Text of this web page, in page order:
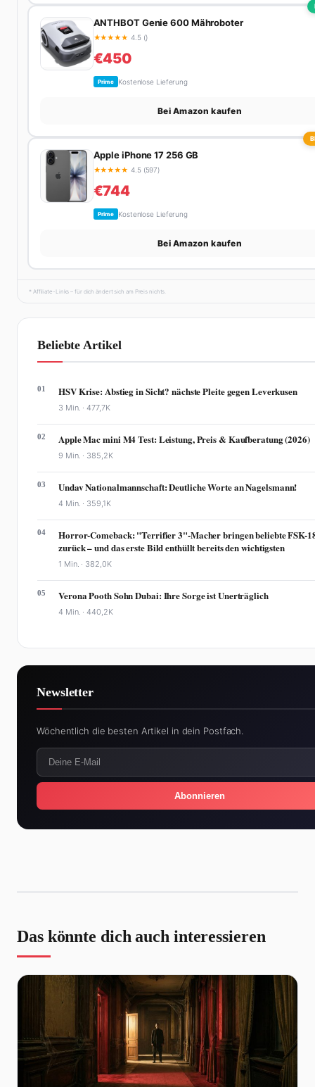
ANTHBOT Genie 600 Mähroboter
★★★★★ 4.5 ()
€450
Prime Kostenlose Lieferung
Bei Amazon kaufen
Apple iPhone 17 256 GB
★★★★★ 4.5 (597)
€744
Prime Kostenlose Lieferung
Bei Amazon kaufen
* Affiliate-Links – für dich ändert sich am Preis nichts.
Beliebte Artikel
01 HSV Krise: Abstieg in Sicht? nächste Pleite gegen Leverkusen
3 Min. ·477,7K
02 Apple Mac mini M4 Test: Leistung, Preis & Kaufberatung (2026)
9 Min. · 385,2K
03 Undav Nationalmannschaft: Deutliche Worte an Nagelsmann!
4 Min. · 359,1K
04
Horror-Comeback: "Terrifier 3"-Macher bringen beliebte FSK-
zurück – und das erste Bild enthüllt bereits den wichtigsten
1 Min. · 382,0K
05 Verona Pooth Sohn Dubai: Ihre Sorge ist Unerträglich
4 Min. ·440,2K
Newsletter
Wöchentlich die besten Artikel in dein Postfach.
Abonnieren
Das könnte dich auch interessieren